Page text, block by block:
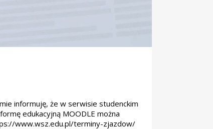
informuję, że w serwisie studenckim
edukacyjną MOODLE można
www.wsz.edu.pl/terminy-zjazdow/